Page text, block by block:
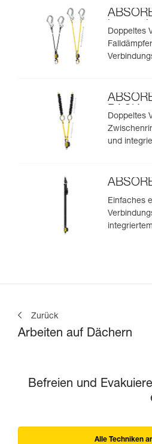
Doppeltes
BACK
Doppeltes
und
Einfaches
Zurück
Arbeiten auf Dächern
Befreien und
Alle Techniken